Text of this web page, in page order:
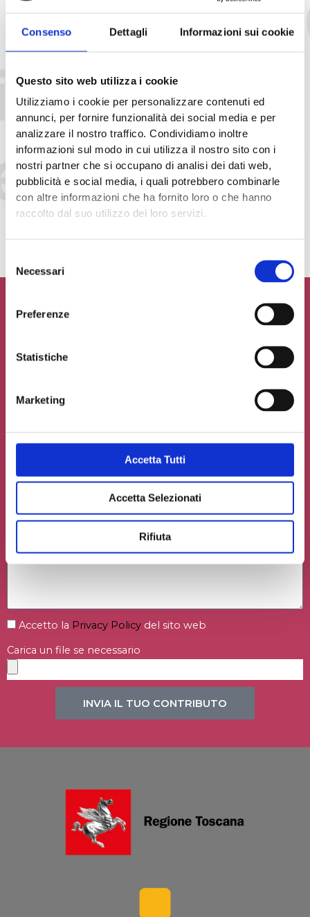
Consenso Dettagli Informazioni sui cookie
Questo sito web utilizza i cookie
Utilizziamo i cookie per personalizzare contenuti ed
annunci, per fornire funzionalità dei social media e per
analizzare il nostro traffico. Condividiamo inoltre
informazioni sul modo in cui utilizza il nostro sito con i
nostri partner che si occupano di analisi dei dati web,
pubblicità e social media, i quali potrebbero combinarle
con altre informazioni che ha fornito loro o che hanno
raccolto dal suo utilizzo dei loro servizi.
delNecessari
Preferenze
Statistiche
Marketing
Accetta Tutti
Accetta Selezionati
Rifiuta
Accetto laPrivacy Policy del sito web
Accetto la Privacy Policy del sito web
Carica un file se necessario
INVIA IL TUO CONTRIBUTO